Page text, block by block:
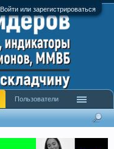
Войти или зарегистрироваться
Пользователи